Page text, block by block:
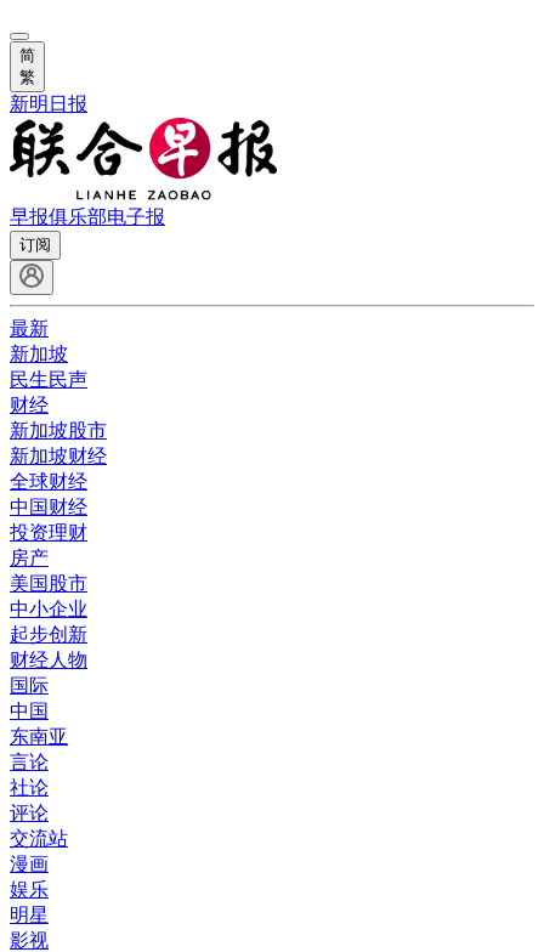
简
繁
新明日报
早报俱乐部电子报
订阅
最新
新加坡
民生民声
财经
新加坡股市
新加坡财经
全球财经
中国财经
投资理财
房产
美国股市
中小企业
起步创新
财经人物
国际
中国
东南亚
言论
社论
评论
交流站
漫画
娱乐
明星
影视